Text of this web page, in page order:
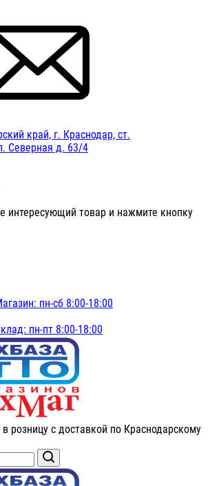
край, г. Краснодар, ст.
Северная д. 63/4
интересующий товар и нажмите кнопку
пн-сб 8:00-18:00
пн-пт 8:00-18:00
розницу с доставкой по Краснодарскому